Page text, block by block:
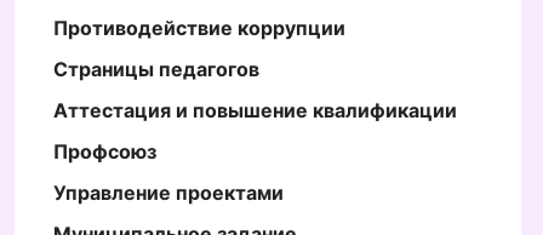
Противодействие коррупции
Страницы педагогов
Аттестация и повышение квалификации
Профсоюз
Управление проектами